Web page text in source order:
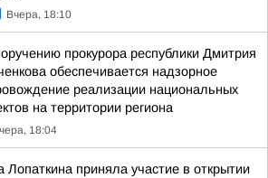
Вчера, 18:10
прокурора республики Дмитрия
обеспечивается надзорное
реализации национальных
на территории региона
18:04
Лопаткина приняла участие в открытии